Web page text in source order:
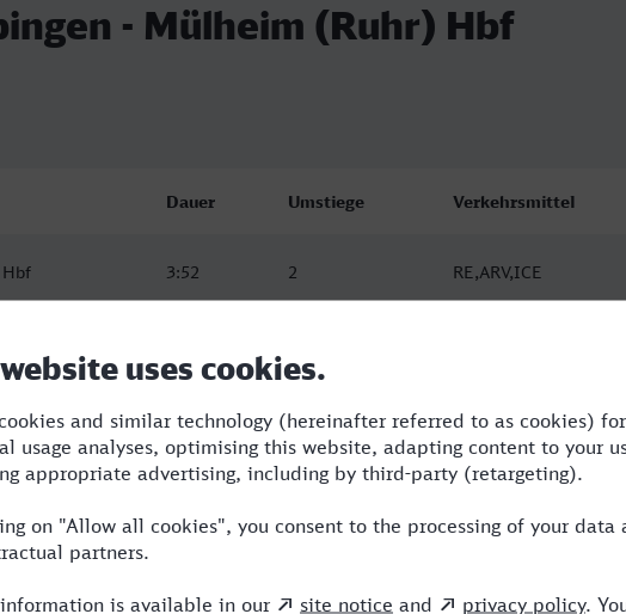
- Mülheim (Ruhr) Hbf
Dauer Umstiege Verkehrsmittel
3:52 2 RE,ARV,ICE
4:19 3 RE,ICE